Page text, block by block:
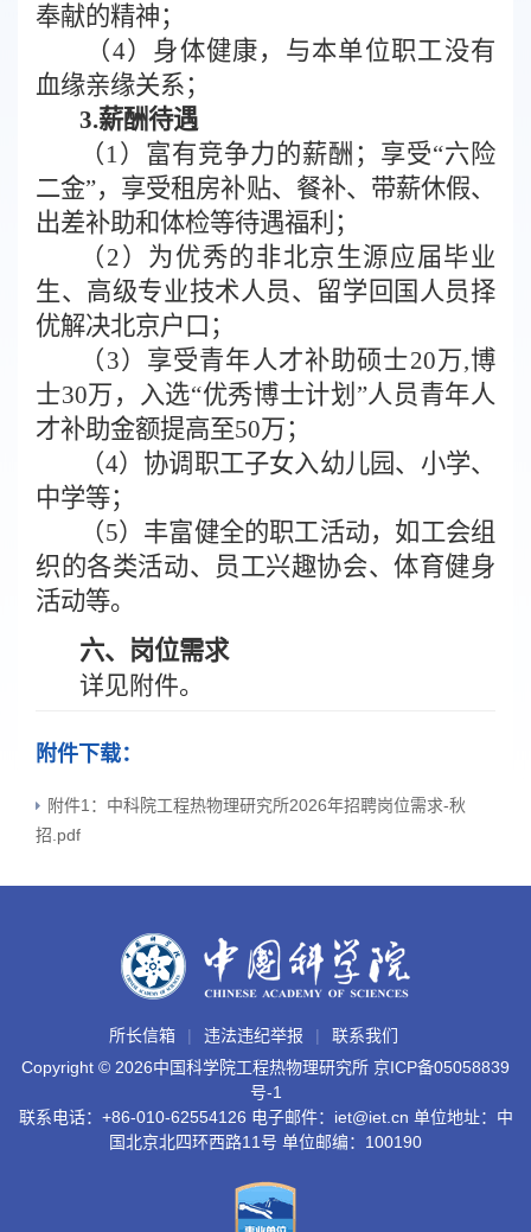
奉献的精神；
（4）身体健康，与本单位职工没有
血缘亲缘关系；
3.薪酬待遇
（ 1）富有竞争力的薪酬；享受“六险
二金”，享受租房补贴、餐补、带薪休假、
出差补助和体检等待遇福利；
（ 2 ）为优秀的非北京生源应届毕业
生、高级专业技术人员、留学回国人员择
优解决北京户口 ；
（ 3） 享受青年人才补助硕士20万,博
士30万，入选“优秀博士计划”人员青年人
才补助金额提高至50万；
（4） 协调职工子女入幼儿园、小学、
中学等；
（5）丰富健全的职工活动，如工会组
织的各类活动、员工兴趣协会、体育健身
活动等。
六、 岗位需求
详见附件。
附件下载：
附件1：中科院工程热物理研究所2026年招聘岗位需求-秋
招.pdf
所长信箱 违法违纪举报
联系我们
Copyright © 2026中国科学院工程热物理研究所 京ICP备05058839
号-1
联系电话：+86-010-62554126 电子邮件：iet@iet.cn 单位地址：中
国北京北四环西路11号 单位邮编：100190